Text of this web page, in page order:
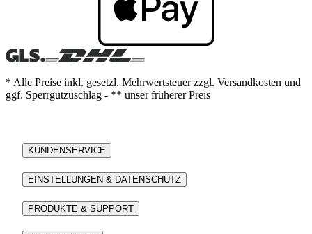
* Alle Preise inkl. gesetzl. Mehrwertsteuer zzgl. Versandkosten und
ggf. Sperrgutzuschlag - ** unser früherer Preis
KUNDENSERVICE
EINSTELLUNGEN & DATENSCHUTZ
PRODUKTE & SUPPORT